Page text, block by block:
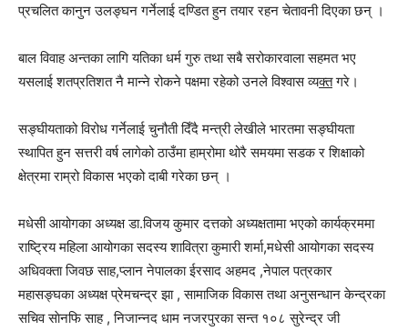
प्रचलित कानुन उलङ्घन गर्नेलाई दण्डित हुन तयार रहन चेतावनी दिएका छन् ।
बाल विवाह अन्तका लागि यतिका धर्म गुरु तथा सबै सरोकारवाला सहमत भए
यसलाई शतप्रतिशत नै मान्ने रोकने पक्षमा रहेको उनले विश्वास व्यक्तगरे।
सङ्घीयताको विरोध गर्नेलाई चुनौती दिँदै मन्त्री लेखीले भारतमा सङ्घीयता
स्थापित हुन सत्तरी वर्ष लागेको ठाउँमा हाम्रोमा थोरै समयमा सडक र शिक्षाको
क्षेत्रमा राम्रो विकास भएको दाबी गरेका छन् ।
मधेसी आयोगका अध्यक्ष डा.विजय कुमार दत्तको अध्यक्षतामा भएको कार्यक्रममा
राष्ट्रिय महिला आयोगका सदस्य शावित्रा कुमारी शर्मा,मधेसी आयोगका सदस्य
अधिवक्ता जिवछ साह,प्लान नेपालका ईरसाद अहमद ,नेपाल पत्रकार
महासङ्घका अध्यक्ष प्रेमचन्द्र झा , सामाजिक विकास तथा अनुसन्धान केन्द्रका
सचिव साेनफि साह , निजान्नद धाम नजरपुरका सन्त १०८ सुरेन्द्र जी